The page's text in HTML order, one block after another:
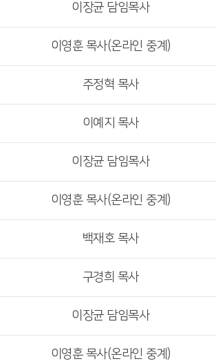
이장균 담임목사
이영훈 목사(온라인 중계)
주정혁 목사
이예지 목사
이장균 담임목사
이영훈 목사(온라인 중계)
백재호 목사
구경희 목사
이장균 담임목사
이영훈 목사(온라인 중계)